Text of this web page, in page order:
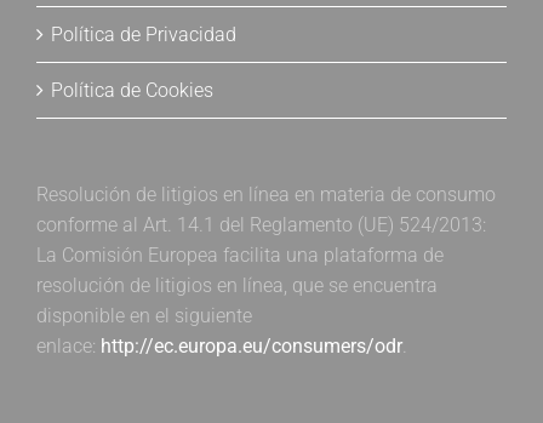
Política de Privacidad
Política de Cookies
Resolución de litigios en línea en materia de consumo
conforme al Art. 14.1 del Reglamento (UE) 524/2013:
La Comisión Europea facilita una plataforma de
resolución de litigios en línea, que se encuentra
disponible en el siguiente
enlace: http://ec.europa.eu/consumers/odr.